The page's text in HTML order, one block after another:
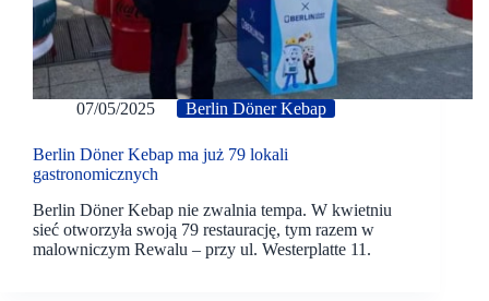
07/05/2025 Berlin Döner Kebap
Berlin Döner Kebap ma już 79 lokali
gastronomicznych
Berlin Döner Kebap nie zwalnia tempa. W kwietniu
sieć otworzyła swoją 79 restaurację, tym razem w
malowniczym Rewalu – przy ul. Westerplatte 11.